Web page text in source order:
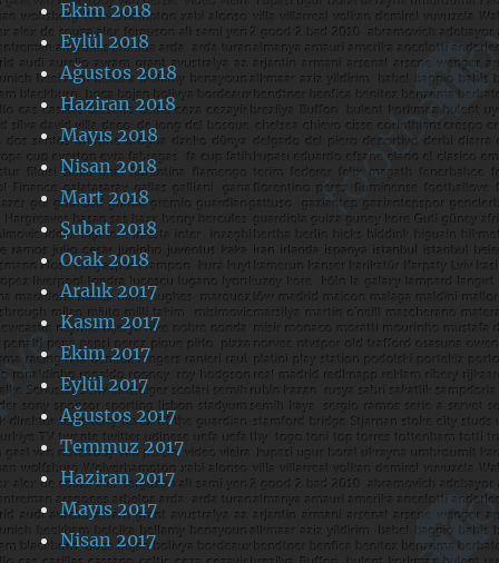
Ekim 2018
Eylül 2018
Ağustos 2018
Haziran 2018
Mayıs 2018
Nisan 2018
Mart 2018
Şubat 2018
Ocak 2018
Aralık 2017
Kasım 2017
Ekim 2017
Eylül 2017
Ağustos 2017
Temmuz 2017
Haziran 2017
Mayıs 2017
Nisan 2017